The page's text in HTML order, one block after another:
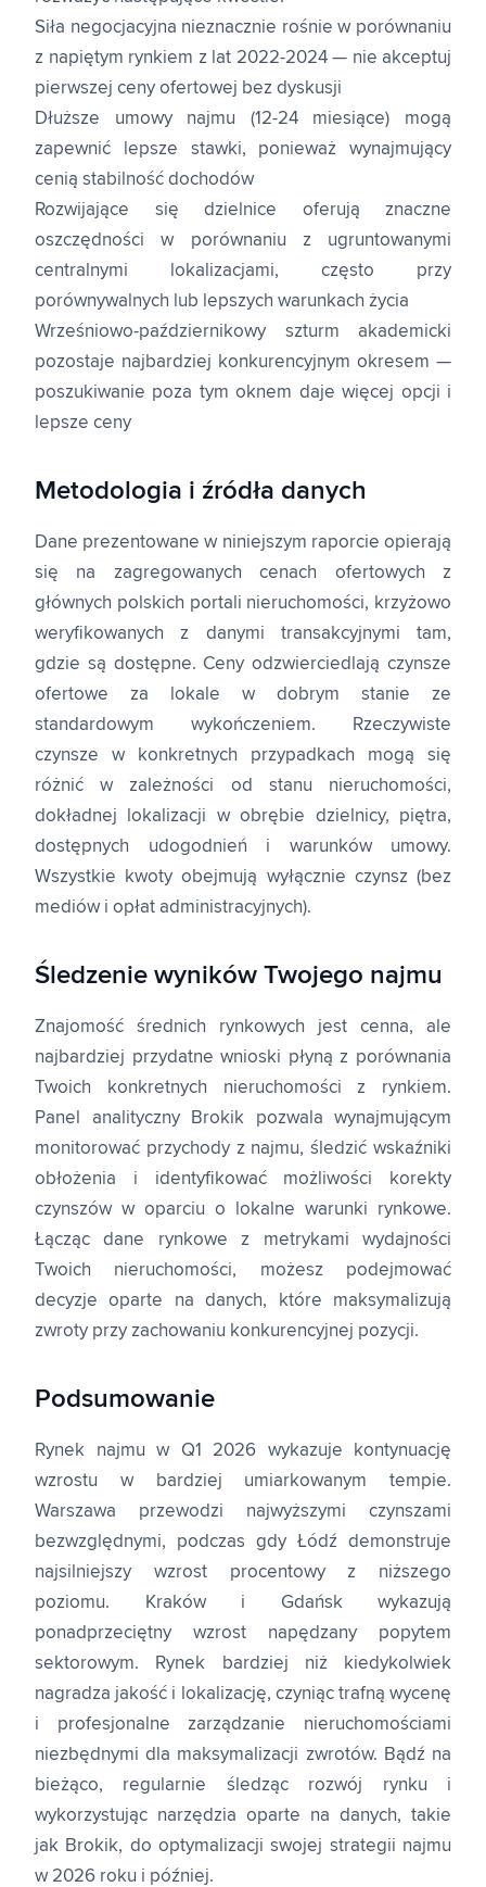
Siła negocjacyjna nieznacznie rośnie w porównaniu
z napiętym rynkiem z lat 2022-2024 — nie akceptuj
pierwszej ceny ofertowej bez dyskusji
Dłuższe umowy najmu (12-24 miesiące) mogą
zapewnić lepsze stawki, ponieważ wynajmujący
cenią stabilność dochodów
Rozwijające się dzielnice oferują znaczne
oszczędności w porównaniu z ugruntowanymi
centralnymi lokalizacjami, często przy
porównywalnych lub lepszych warunkach życia
Wrześniowo-październikowy szturm akademicki
pozostaje najbardziej konkurencyjnym okresem —
poszukiwanie poza tym oknem daje więcej opcji i
lepsze ceny
Metodologia i źródła danych
Dane prezentowane w niniejszym raporcie opierają
się na zagregowanych cenach ofertowych z
głównych polskich portali nieruchomości, krzyżowo
weryfikowanych z danymi transakcyjnymi tam,
gdzie są dostępne. Ceny odzwierciedlają czynsze
ofertowe za lokale w dobrym stanie ze
standardowym wykończeniem. Rzeczywiste
czynsze w konkretnych przypadkach mogą się
różnić w zależności od stanu nieruchomości,
dokładnej lokalizacji w obrębie dzielnicy, piętra,
dostępnych udogodnień i warunków umowy.
Wszystkie kwoty obejmują wyłącznie czynsz (bez
mediów i opłat administracyjnych).
Śledzenie wyników Twojego najmu
Znajomość średnich rynkowych jest cenna, ale
najbardziej przydatne wnioski płyną z porównania
Twoich konkretnych nieruchomości z rynkiem.
Panel analityczny Brokik pozwala wynajmującym
monitorować przychody z najmu, śledzić wskaźniki
obłożenia i identyfikować możliwości korekty
czynszów w oparciu o lokalne warunki rynkowe.
Łącząc dane rynkowe z metrykami wydajności
Twoich nieruchomości, możesz podejmować
decyzje oparte na danych, które maksymalizują
zwroty przy zachowaniu konkurencyjnej pozycji.
Podsumowanie
Rynek najmu w Q1 2026 wykazuje kontynuację
wzrostu w bardziej umiarkowanym tempie.
Warszawa przewodzi najwyższymi czynszami
bezwzględnymi, podczas gdy Łódź demonstruje
najsilniejszy wzrost procentowy z niższego
poziomu. Kraków i Gdańsk wykazują
ponadprzeciętny wzrost napędzany popytem
sektorowym. Rynek bardziej niż kiedykolwiek
nagradza jakość i lokalizację, czyniąc trafną wycenę
i profesjonalne zarządzanie nieruchomościami
niezbędnymi dla maksymalizacji zwrotów. Bądź na
bieżąco, regularnie śledząc rozwój rynku i
wykorzystując narzędzia oparte na danych, takie
jak Brokik, do optymalizacji swojej strategii najmu
w 2026 roku i później.